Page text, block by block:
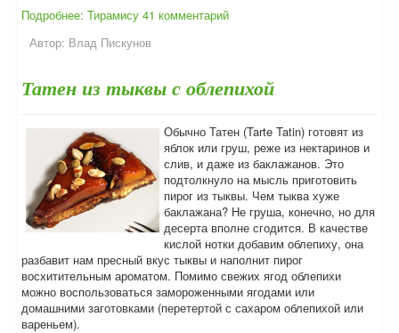
Подробнее: Тирамису 41 комментарий
Автор: Влад Пискунов
Татен из тыквы с облепихой
Обычно Татен (Tarte Tatin) готовят из
яблок или груш, реже из нектаринов и
слив, и даже из баклажанов. Это
подтолкнуло на мысль приготовить
пирог из тыквы. Чем тыква хуже
баклажана? Не груша, конечно, но для
десерта вполне сгодится. В качестве
кислой нотки добавим облепиху, она
разбавит нам пресный вкус тыквы и наполнит пирог
восхитительным ароматом. Помимо свежих ягод облепихи
можно воспользоваться замороженными ягодами или
домашними заготовками (перетертой с сахаром облепихой или
вареньем).